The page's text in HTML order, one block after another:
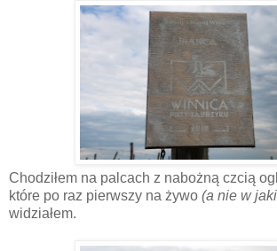
Chodziłem na palcach z nabożną czcią
które po raz pierwszy na żywo (a nie w
widziałem.